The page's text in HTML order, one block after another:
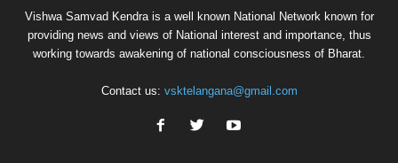
Vishwa Samvad Kendra is a well known National Network known for
providing news and views of National interest and importance, thus
working towards awakening of national consciousness of Bharat.
Contact us: vsktelangana@gmail.com